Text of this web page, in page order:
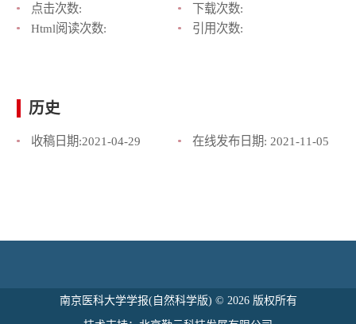
点击次数:
下载次数:
Html阅读次数:
引用次数:
历史
收稿日期:2021-04-29 在线发布日期: 2021-11-05
南京医科大学学报(自然科学版) © 2026 版权所有